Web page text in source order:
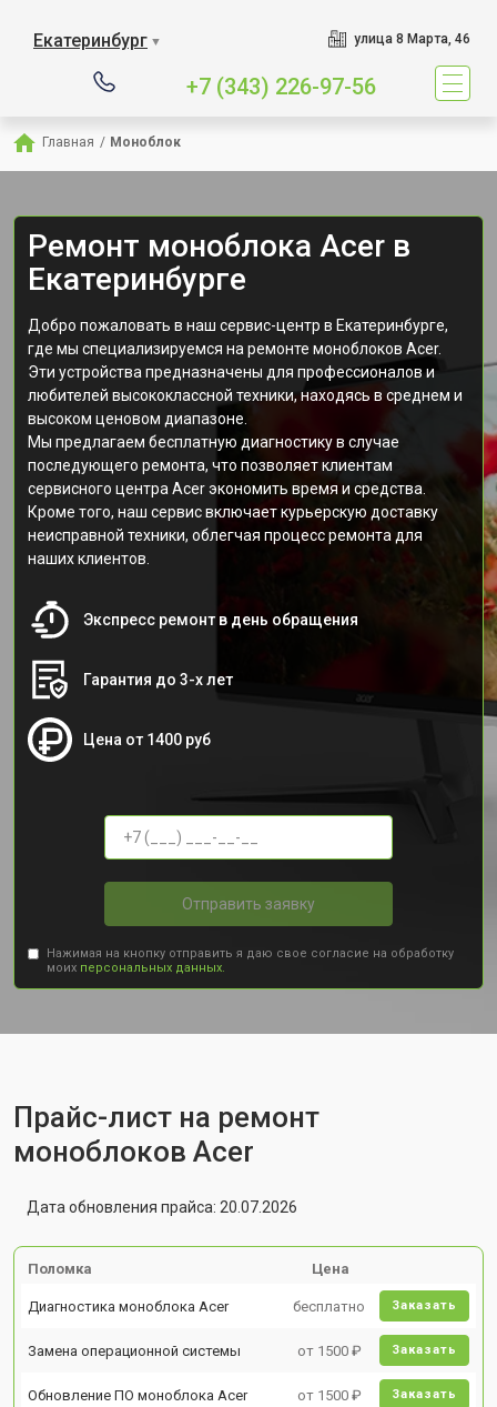
Екатеринбург ▼ улица 8 Марта, 46
+7 (343) 226-97-56
Главная / Моноблок
Ремонт моноблока Acer в
Екатеринбурге
Добро пожаловать в наш сервис-центр в Екатеринбурге,
где мы специализируемся на ремонте моноблоков Acer.
Эти устройства предназначены для профессионалов и
любителей высококлассной техники, находясь в среднем и
высоком ценовом диапазоне.
Мы предлагаем бесплатную диагностику в случае
последующего ремонта, что позволяет клиентам
сервисного центра Acer экономить время и средства.
Кроме того, наш сервис включает курьерскую доставку
неисправной техники, облегчая процесс ремонта для
наших клиентов.
Экспресс ремонт в день обращения
Гарантия до 3-х лет
Цена от 1400 руб
Отправить заявку
Нажимая на кнопку отправить я даю свое согласие на обработку
моих персональных данных.
Прайс-лист на ремонт
моноблоков Acer
Дата обновления прайса: 20.07.2026
Поломка Цена
Диагностика моноблока Acer бесплатно Заказать
Замена операционной системы от 1500 ₽ Заказать
Обновление ПО моноблока Acer от 1500 ₽ Заказать